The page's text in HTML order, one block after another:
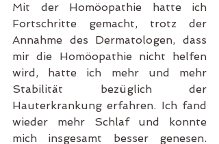
Mit der Homöopathie hatte ich
Fortschritte gemacht, trotz der
Annahme des Dermatologen, dass
mir die Homöopathie nicht helfen
wird, hatte ich mehr und mehr
Stabilität bezüglich der
Hauterkrankung erfahren. Ich fand
wieder mehr Schlaf und konnte
mich insgesamt besser genesen.